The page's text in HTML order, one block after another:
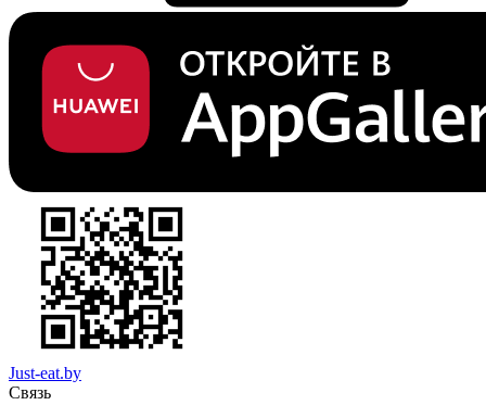
Just-eat.by
Связь